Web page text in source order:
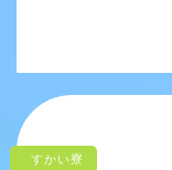
すかい寮